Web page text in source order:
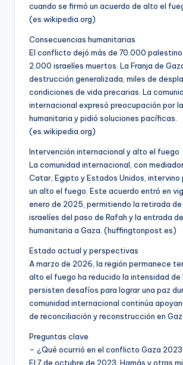
cuando se firmó un acuerdo de alto el
(es.wikipedia.org)
Consecuencias humanitarias
El conflicto dejó más de 70.000
2.000 israelíes muertos. La Franja de
destrucción generalizada, miles de
condiciones de vida precarias. La
internacional expresó preocupación por
humanitaria y pidió soluciones pacíficas.
(es.wikipedia.org)
Intervención internacional y alto el fuego
La comunidad internacional, con
Catar, Egipto y Estados Unidos,
un alto el fuego. Este acuerdo entró en
enero de 2025, permitiendo la retirada
israelíes del paso de Rafah y la entrada
humanitaria a Gaza. (huffingtonpost.es)
Estado actual y perspectivas
A marzo de 2026, la región permanece
alto el fuego ha reducido la intensidad de
persisten desafíos para lograr una paz
comunidad internacional continúa
de reconciliación y reconstrucción en
Preguntas clave
– ¿Qué ocurrió en el conflicto Gaza 2023
El 7 de octubre de 2023, Hamás y otras